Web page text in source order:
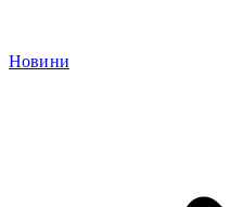
Новини